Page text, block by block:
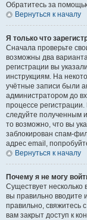
Обратитесь за
Вернуться к началу
Я только что
Сначала проверьте
возможны два
регистрации вы
инструкциям. На
учётные записи были
администратором до
процессе
следуйте полученным
то возможно, что вы
заблокирован спам-
адрес email,
Вернуться к началу
Почему я не могу
Существует несколько
вы правильно вводите
правильно, свяжитесь
вам закрыт доступ к